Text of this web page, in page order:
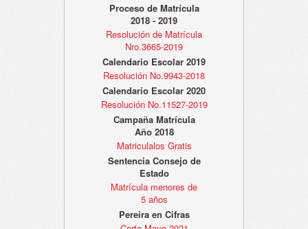
Proceso de Matrícula
2018 - 2019
Resolución de Matrícula
Nro.3665-2019
Calendario Escolar 2019
Resolución No.9943-2018
Calendario Escolar 2020
Resolución No.11527-2019
Campaña Matrícula
Año 2018
Matriculalos Gratis
Sentencia Consejo de
Estado
Matrícula menores de
5 años
Pereira en Cifras